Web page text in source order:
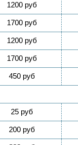
1200 руб
1700 руб
1200 руб
1700 руб
450 руб
25 руб
200 руб